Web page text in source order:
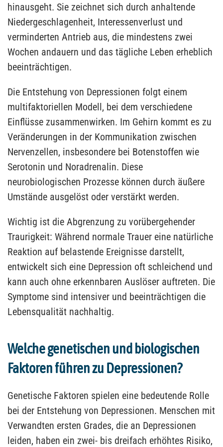
hinausgeht. Sie zeichnet sich durch anhaltende
Niedergeschlagenheit, Interessenverlust und
verminderten Antrieb aus, die mindestens zwei
Wochen andauern und das tägliche Leben erheblich
beeinträchtigen.
Die Entstehung von Depressionen folgt einem
multifaktoriellen Modell, bei dem verschiedene
Einflüsse zusammenwirken. Im Gehirn kommt es zu
Veränderungen in der Kommunikation zwischen
Nervenzellen, insbesondere bei Botenstoffen wie
Serotonin und Noradrenalin. Diese
neurobiologischen Prozesse können durch äußere
Umstände ausgelöst oder verstärkt werden.
Wichtig ist die Abgrenzung zu vorübergehender
Traurigkeit: Während normale Trauer eine natürliche
Reaktion auf belastende Ereignisse darstellt,
entwickelt sich eine Depression oft schleichend und
kann auch ohne erkennbaren Auslöser auftreten. Die
Symptome sind intensiver und beeinträchtigen die
Lebensqualität nachhaltig.
Welche genetischen und biologischen
Faktoren führen zu Depressionen?
Genetische Faktoren spielen eine bedeutende Rolle
bei der Entstehung von Depressionen. Menschen mit
Verwandten ersten Grades, die an Depressionen
leiden, haben ein zwei- bis dreifach erhöhtes Risiko,